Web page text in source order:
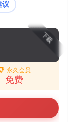
议
下载
永久会员
免费